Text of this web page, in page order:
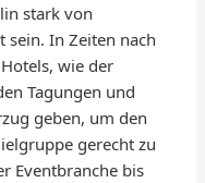
stark von
sein. In Zeiten nach
wie der
Tagungen und
geben, um den
gerecht zu
Eventbranche bis